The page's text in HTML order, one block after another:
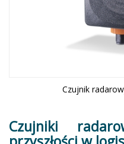
Czujnik
Czujniki